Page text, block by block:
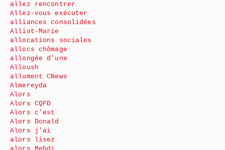
allez rencontrer
Allez-vous exécuter
alliances consolidées
Alliot-Marie
allocations sociales
allocs chômage
allongée d’une
Alloush
allument CNews
Almereyda
Alors
Alors CQFD
Alors c’est
Alors Donald
Alors j’ai
alors lisez